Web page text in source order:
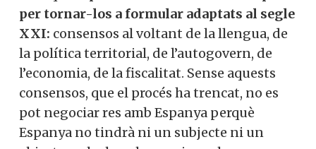
per tornar-los a formular adaptats al segle
XXI: consensos al voltant de la llengua, de
la política territorial, de l’autogovern, de
l’economia, de la fiscalitat. Sense aquests
consensos, que el procés ha trencat, no es
pot negociar res amb Espanya perquè
Espanya no tindrà ni un subjecte ni un